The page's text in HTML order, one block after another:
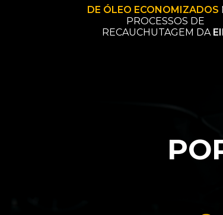
DE ÓLEO ECONOMIZADOS
PROCESSOS DE
RECAUCHUTAGEM DA